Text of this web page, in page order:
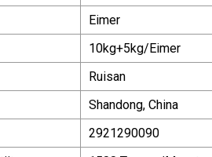
Eimer
10kg+5kg/Eimer
Ruisan
Shandong, China
2921290090